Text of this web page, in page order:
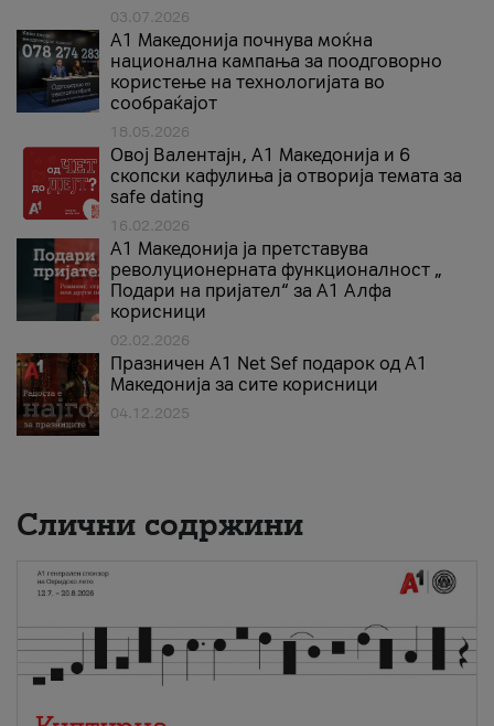
03.07.2026
A1 Македонија почнува моќна
национална кампања за поодговорно
користење на технологијата во
сообраќајот
18.05.2026
Овој Валентајн, A1 Македонија и 6
скопски кафулиња ја отворија темата за
safe dating
16.02.2026
А1 Македонија ја претставува
револуционерната функционалност „
Подари на пријател“ за А1 Алфа
корисници
02.02.2026
Празничен A1 Net Sеf подарок од А1
Македонија за сите корисници
04.12.2025
Слични содржини